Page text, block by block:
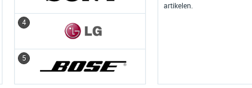
4
5
artikelen.